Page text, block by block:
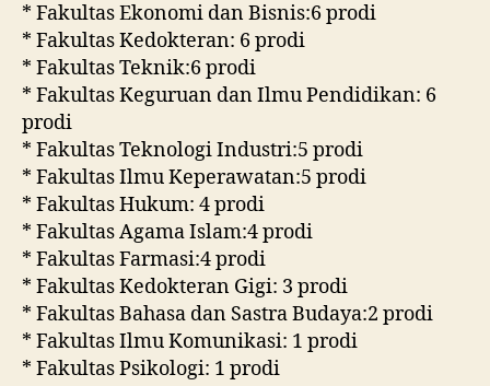
* Fakultas Ekonomi dan Bisnis:6 prodi
* Fakultas Kedokteran: 6 prodi
* Fakultas Teknik:6 prodi
* Fakultas Keguruan dan Ilmu Pendidikan: 6
prodi
* Fakultas Teknologi Industri:5 prodi
* Fakultas Ilmu Keperawatan:5 prodi
* Fakultas Hukum: 4 prodi
* Fakultas Agama Islam:4 prodi
* Fakultas Farmasi:4 prodi
* Fakultas Kedokteran Gigi: 3 prodi
* Fakultas Bahasa dan Sastra Budaya:2 prodi
* Fakultas Ilmu Komunikasi: 1 prodi
* Fakultas Psikologi: 1 prodi